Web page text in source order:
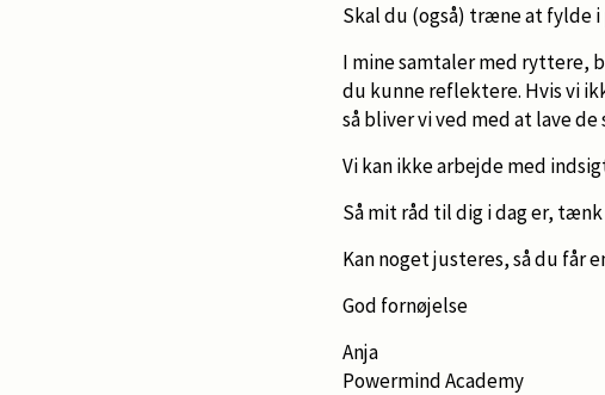
Skal du (også) træne at fylde i
I mine samtaler med ryttere,
du kunne reflektere. Hvis vi
så bliver vi ved med at lave de
Vi kan ikke arbejde med
Så mit råd til dig i dag er,
Kan noget justeres, så du får
God fornøjelse
Anja
Powermind Academy